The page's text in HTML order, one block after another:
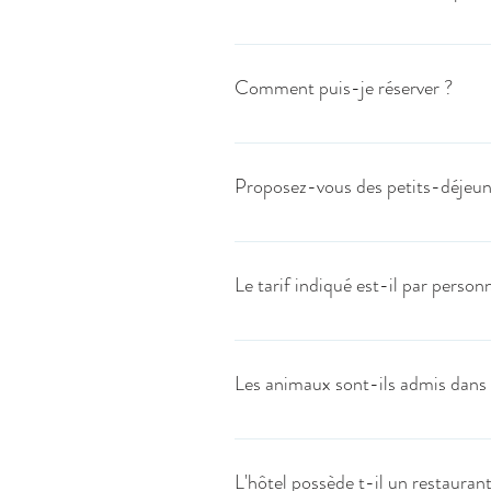
Afin de connaître nos disponibilités,
Comment puis-je réserver ?
Nous vous conseillons de réserver en
disponibilité. Autres possibilités :
Proposez-vous des petits-
Oui, l'hôtel le Doullennais vous
Le tarif indiqué est-il par
Le tarif indiqué est par chambre.
Les animaux sont-ils admis
Nous apprécions les animaux de
L'hôtel possède t-il un